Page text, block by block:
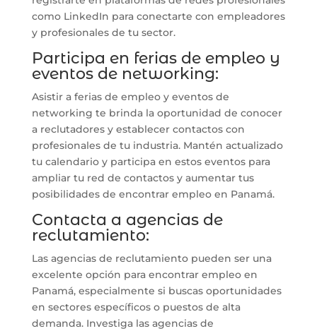
como LinkedIn para conectarte con empleadores
y profesionales de tu sector.
Participa en ferias de empleo y
eventos de networking:
Asistir a ferias de empleo y eventos de
networking te brinda la oportunidad de conocer
a reclutadores y establecer contactos con
profesionales de tu industria. Mantén actualizado
tu calendario y participa en estos eventos para
ampliar tu red de contactos y aumentar tus
posibilidades de encontrar empleo en Panamá.
Contacta a agencias de
reclutamiento:
Las agencias de reclutamiento pueden ser una
excelente opción para encontrar empleo en
Panamá, especialmente si buscas oportunidades
en sectores específicos o puestos de alta
demanda. Investiga las agencias de